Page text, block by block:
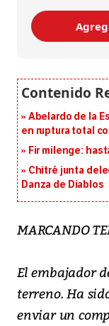
Abelardo de la
en ruptura total
Fir milenge:
Chitré junta
Danza de Diablos
MARCANDO
El embajador
terreno. Ha
enviar un